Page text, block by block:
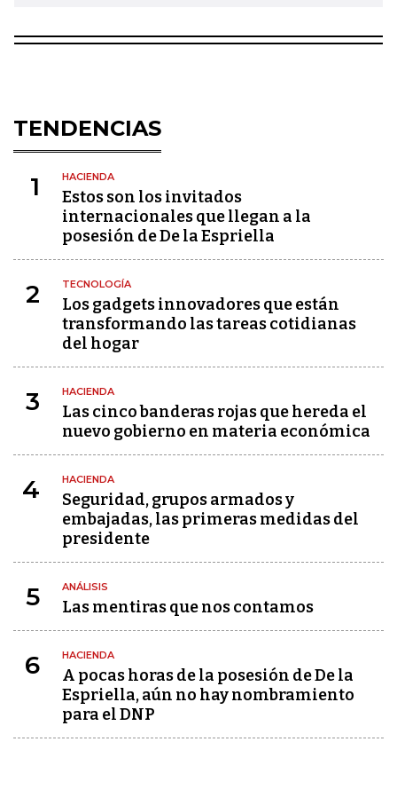
TENDENCIAS
1 HACIENDA
Estos son los invitados
internacionales que llegan a la
posesión de De la Espriella
2 TECNOLOGÍA
Los gadgets innovadores que están
transformando las tareas cotidianas
del hogar
3 HACIENDA
Las cinco banderas rojas que hereda el
nuevo gobierno en materia económica
4 HACIENDA
Seguridad, grupos armados y
embajadas, las primeras medidas del
presidente
5 ANÁLISIS
Las mentiras que nos contamos
6 HACIENDA
A pocas horas de la posesión de De la
Espriella, aún no hay nombramiento
para el DNP